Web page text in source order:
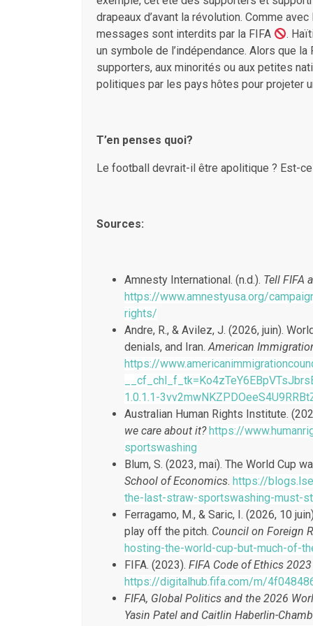
drapeaux d’avant la révolution. Comme
messages sont interdits par la FIFA
.
un symbole de l’indépendance. Alors que
supporters, aux minorités ou aux petites
politiques par les pays hôtes pour projeter
T’en penses quoi?
Le football devrait-il être apolitique ? Est-
Sources:
Amnesty International. (n.d.). Tell FIFA
https://www.amnestyusa.org/
rights/
Andre, R., & Avilez, J. (2026, juin).
denials, and Iran.American
https://
1.0.1.1-
Australian Human Rights Institute.
we care about it? https://
sportswashing
Blum, S. (2023, mai). The World Cup
School of Economics. https://
the-last-straw-sportswashing-must-
Ferragamo, M., & Saric, I. (2026, 10
play off the pitch. Council on Foreign
hosting-the-world-cup-but-much-of-
FIFA. (2023). FIFA Code of Ethics
https://digitalhub.fifa.com/m/
FIFA, Global Politics and the 2026
Yasin Patel and Caitlin Haberlin-